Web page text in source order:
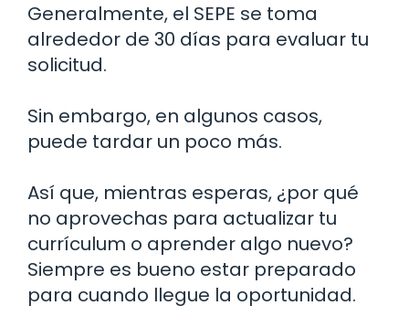
Generalmente, el SEPE se toma
alrededor de 30 días para evaluar tu
solicitud.
Sin embargo, en algunos casos,
puede tardar un poco más.
Así que, mientras esperas, ¿por qué
no aprovechas para actualizar tu
currículum o aprender algo nuevo?
Siempre es bueno estar preparado
para cuando llegue la oportunidad.